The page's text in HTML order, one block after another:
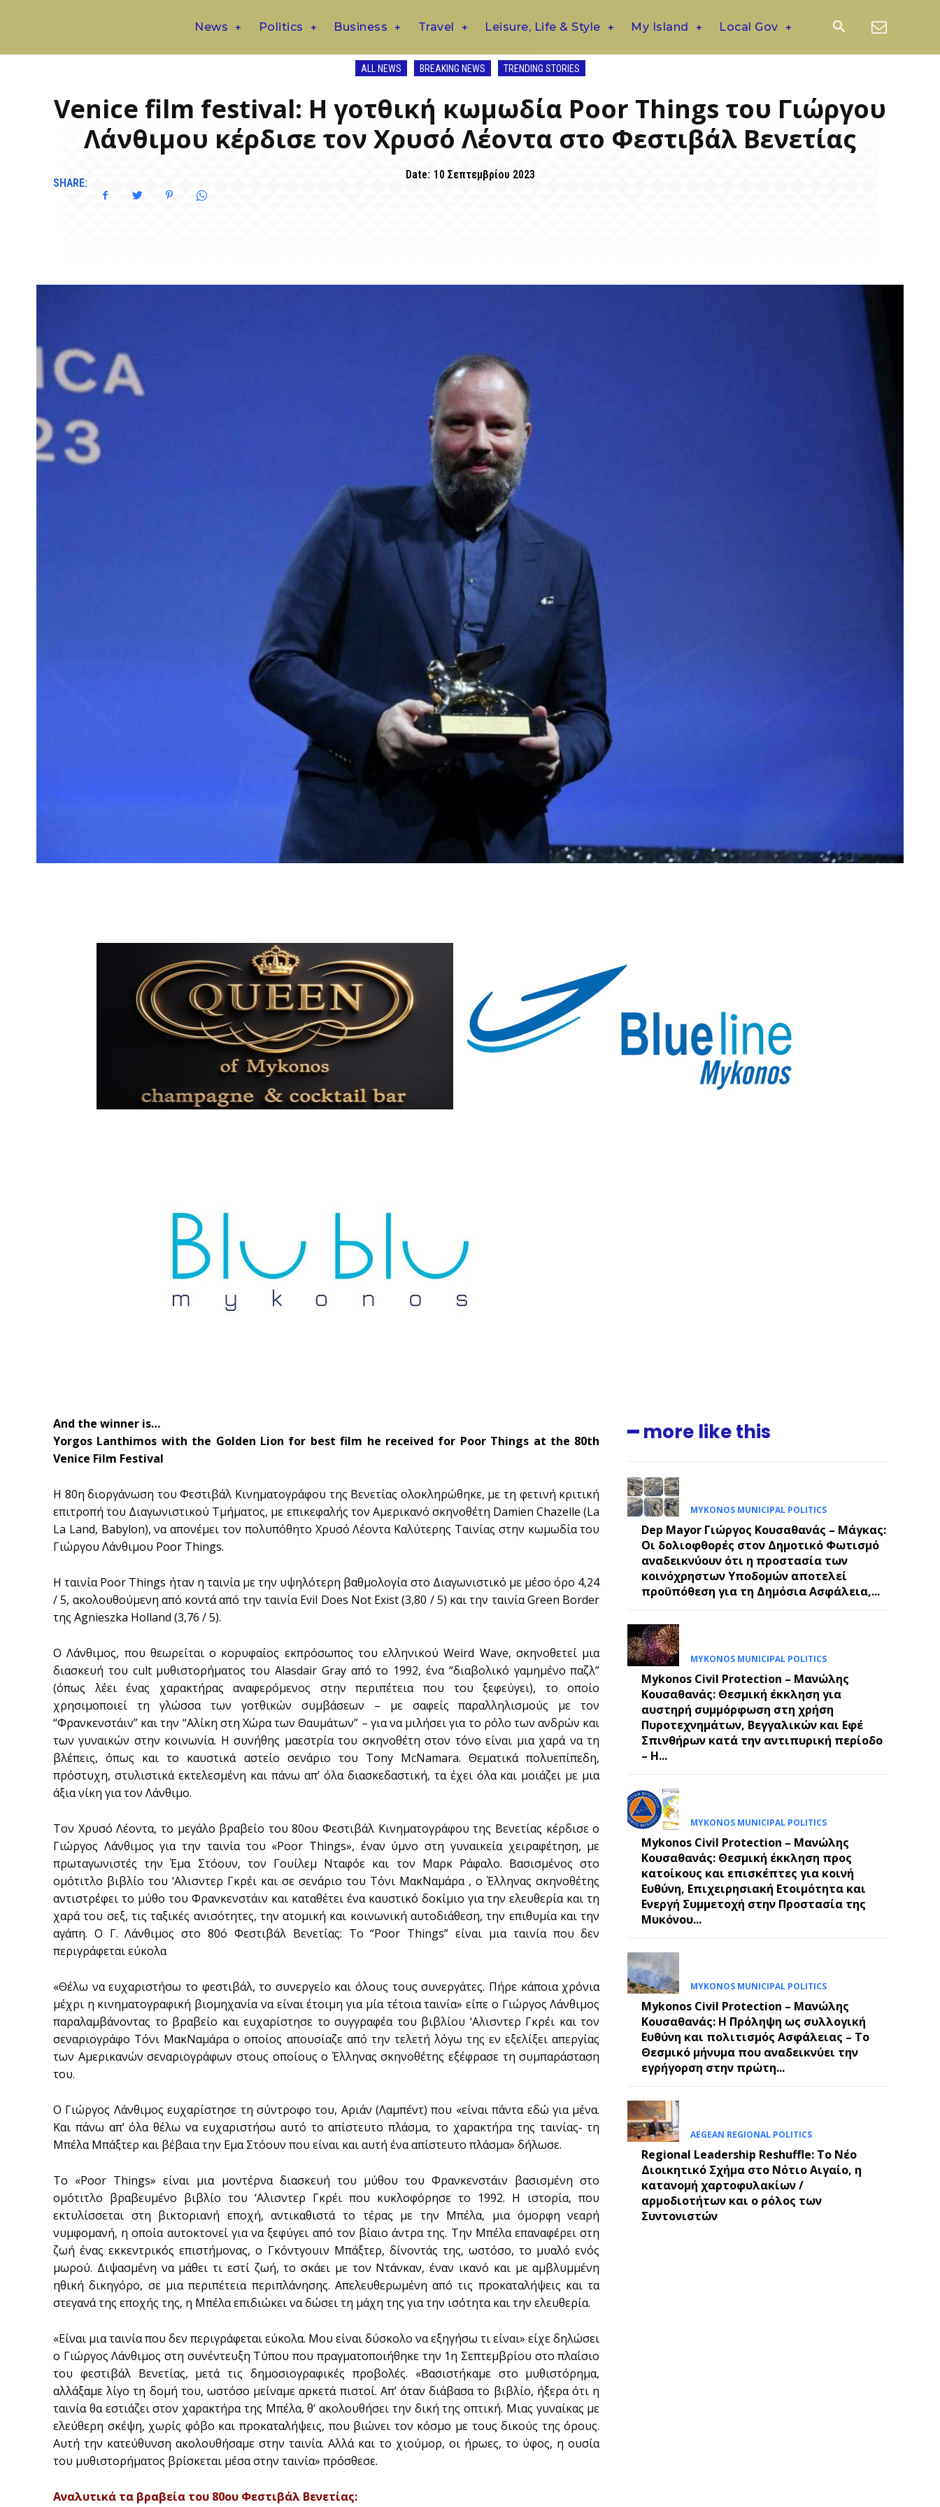
Don't miss out!
News Politics Business Travel Leisure, Life & Style My Island Local Gov
ALL NEWS BREAKING NEWS TRENDING STORIES
Venice film festival: Η γοτθική κωμωδία Poor Things του Γιώργου
Λάνθιμου κέρδισε τον Χρυσό Λέοντα στο Φεστιβάλ Βενετίας
Date: 10 Σεπτεμβρίου 2023
SHARE:
And the winner is…
Yorgos Lanthimos with the Golden Lion for best film he received for Poor Things at the 80th
Venice Film Festival
Η 80η διοργάνωση του Φεστιβάλ Κινηματογράφου της Βενετίας ολοκληρώθηκε, με τη φετινή κριτική
επιτροπή του Διαγωνιστικού Τμήματος, με επικεφαλής τον Αμερικανό σκηνοθέτη Damien Chazelle (La
La Land, Babylon), να απονέμει τον πολυπόθητο Χρυσό Λέοντα Καλύτερης Ταινίας στην κωμωδία του
Γιώργου Λάνθιμου Poor Things.
Η ταινία Poor Things ήταν η ταινία με την υψηλότερη βαθμολογία στο Διαγωνιστικό με μέσο όρο 4,24
/ 5, ακολουθούμενη από κοντά από την ταινία Evil Does Not Exist (3,80 / 5) και την ταινία Green Border
της Agnieszka Holland (3,76 / 5).
Ο Λάνθιμος, που θεωρείται ο κορυφαίος εκπρόσωπος του ελληνικού Weird Wave, σκηνοθετεί μια
διασκευή του cult μυθιστορήματος του Alasdair Gray από το 1992, ένα “διαβολικό γαμημένο παζλ”
(όπως λέει ένας χαρακτήρας αναφερόμενος στην περιπέτεια που του ξεφεύγει), το οποίο
χρησιμοποιεί τη γλώσσα των γοτθικών συμβάσεων – με σαφείς παραλληλισμούς με τον
“Φρανκενστάιν” και την “Αλίκη στη Χώρα των Θαυμάτων” – για να μιλήσει για το ρόλο των ανδρών και
των γυναικών στην κοινωνία. Η συνήθης μαεστρία του σκηνοθέτη στον τόνο είναι μια χαρά να τη
βλέπεις, όπως και το καυστικά αστείο σενάριο του Tony McNamara. Θεματικά πολυεπίπεδη,
πρόστυχη, στυλιστικά εκτελεσμένη και πάνω απ’ όλα διασκεδαστική, τα έχει όλα και μοιάζει με μια
άξια νίκη για τον Λάνθιμο.
Τον Χρυσό Λέοντα, το μεγάλο βραβείο του 80ου Φεστιβάλ Κινηματογράφου της Βενετίας κέρδισε ο
Γιώργος Λάνθιμος για την ταινία του «Poor Things», έναν ύμνο στη γυναικεία χειραφέτηση, με
πρωταγωνιστές την Έμα Στόουν, τον Γουίλεμ Νταφόε και τον Μαρκ Ράφαλο. Βασισμένος στο
ομότιτλο βιβλίο του ‘Αλισντερ Γκρέι και σε σενάριο του Τόνι ΜακΝαμάρα , ο Έλληνας σκηνοθέτης
αντιστρέφει το μύθο του Φρανκενστάιν και καταθέτει ένα καυστικό δοκίμιο για την ελευθερία και τη
χαρά του σεξ, τις ταξικές ανισότητες, την ατομική και κοινωνική αυτοδιάθεση, την επιθυμία και την
αγάπη. Ο Γ. Λάνθιμος στο 80ό Φεστιβάλ Βενετίας: Το “Poor Things” είναι μια ταινία που δεν
περιγράφεται εύκολα
«Θέλω να ευχαριστήσω το φεστιβάλ, το συνεργείο και όλους τους συνεργάτες. Πήρε κάποια χρόνια
μέχρι η κινηματογραφική βιομηχανία να είναι έτοιμη για μία τέτοια ταινία» είπε ο Γιώργος Λάνθιμος
παραλαμβάνοντας το βραβείο και ευχαρίστησε το συγγραφέα του βιβλίου ‘Αλισντερ Γκρέι και τον
σεναριογράφο Τόνι ΜακΝαμάρα ο οποίος απουσίαζε από την τελετή λόγω της εν εξελίξει απεργίας
των Αμερικανών σεναριογράφων στους οποίους ο Έλληνας σκηνοθέτης εξέφρασε τη συμπαράσταση
του.
Ο Γιώργος Λάνθιμος ευχαρίστησε τη σύντροφο του, Αριάν (Λαμπέντ) που «είναι πάντα εδώ για μένα.
Και πάνω απ’ όλα θέλω να ευχαριστήσω αυτό το απίστευτο πλάσμα, το χαρακτήρα της ταινίας- τη
Μπέλα Μπάξτερ και βέβαια την Εμα Στόουν που είναι και αυτή ένα απίστευτο πλάσμα» δήλωσε.
Το «Poor Things» είναι μια μοντέρνα διασκευή του μύθου του Φρανκενστάιν βασισμένη στο
ομότιτλο βραβευμένο βιβλίο του ‘Αλισντερ Γκρέι που κυκλοφόρησε το 1992. Η ιστορία, που
εκτυλίσσεται στη βικτοριανή εποχή, αντικαθιστά το τέρας με την Μπέλα, μια όμορφη νεαρή
νυμφομανή, η οποία αυτοκτονεί για να ξεφύγει από τον βίαιο άντρα της. Την Μπέλα επαναφέρει στη
ζωή ένας εκκεντρικός επιστήμονας, ο Γκόντγουιν Μπάξτερ, δίνοντάς της, ωστόσο, το μυαλό ενός
μωρού. Διψασμένη να μάθει τι εστί ζωή, το σκάει με τον Ντάνκαν, έναν ικανό και με αμβλυμμένη
ηθική δικηγόρο, σε μια περιπέτεια περιπλάνησης. Απελευθερωμένη από τις προκαταλήψεις και τα
στεγανά της εποχής της, η Μπέλα επιδιώκει να δώσει τη μάχη της για την ισότητα και την ελευθερία.
«Είναι μια ταινία που δεν περιγράφεται εύκολα. Μου είναι δύσκολο να εξηγήσω τι είναι» είχε δηλώσει
ο Γιώργος Λάνθιμος στη συνέντευξη Τύπου που πραγματοποιήθηκε την 1η Σεπτεμβρίου στο πλαίσιο
του φεστιβάλ Βενετίας, μετά τις δημοσιογραφικές προβολές. «Βασιστήκαμε στο μυθιστόρημα,
αλλάξαμε λίγο τη δομή του, ωστόσο μείναμε αρκετά πιστοί. Απ’ όταν διάβασα το βιβλίο, ήξερα ότι η
ταινία θα εστιάζει στον χαρακτήρα της Μπέλα, θ’ ακολουθήσει την δική της οπτική. Μιας γυναίκας με
ελεύθερη σκέψη, χωρίς φόβο και προκαταλήψεις, που βιώνει τον κόσμο με τους δικούς της όρους.
Αυτή την κατεύθυνση ακολουθήσαμε στην ταινία. Αλλά και το χιούμορ, οι ήρωες, το ύφος, η ουσία
του μυθιστορήματος βρίσκεται μέσα στην ταινία» πρόσθεσε.
Αναλυτικά τα βραβεία του 80ου Φεστιβάλ Βενετίας:
━ more like this
MYKONOS MUNICIPAL POLITICS
Dep Mayor Γιώργος Κουσαθανάς – Μάγκας:
Οι δολιοφθορές στον Δημοτικό Φωτισμό
αναδεικνύουν ότι η προστασία των
κοινόχρηστων Υποδομών αποτελεί
προϋπόθεση για τη Δημόσια Ασφάλεια,...
MYKONOS MUNICIPAL POLITICS
Mykonos Civil Protection – Μανώλης
Κουσαθανάς: Θεσμική έκκληση για
αυστηρή συμμόρφωση στη χρήση
Πυροτεχνημάτων, Βεγγαλικών και Εφέ
Σπινθήρων κατά την αντιπυρική περίοδο
– Η...
MYKONOS MUNICIPAL POLITICS
Mykonos Civil Protection – Μανώλης
Κουσαθανάς: Θεσμική έκκληση προς
κατοίκους και επισκέπτες για κοινή
Ευθύνη, Επιχειρησιακή Ετοιμότητα και
Ενεργή Συμμετοχή στην Προστασία της
Μυκόνου...
MYKONOS MUNICIPAL POLITICS
Mykonos Civil Protection – Μανώλης
Κουσαθανάς: Η Πρόληψη ως συλλογική
Ευθύνη και πολιτισμός Ασφάλειας – Το
Θεσμικό μήνυμα που αναδεικνύει την
εγρήγορση στην πρώτη...
AEGEAN REGIONAL POLITICS
Regional Leadership Reshuffle: Το Νέο
Διοικητικό Σχήμα στο Νότιο Αιγαίο, η
κατανομή χαρτοφυλακίων /
αρμοδιοτήτων και ο ρόλος των
Συντονιστών